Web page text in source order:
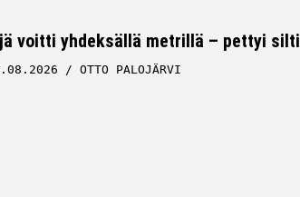
voitti yhdeksällä metrillä – pettyi silti
OTTO PALOJÄRVI